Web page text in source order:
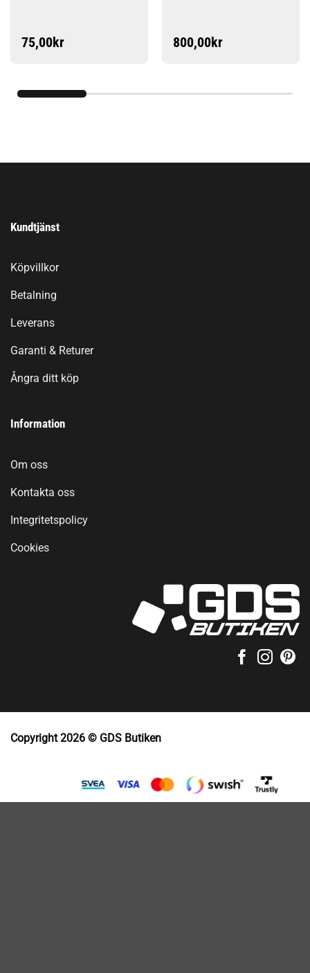
75,00kr 800,00kr
Kundtjänst
Köpvillkor
Betalning
Leverans
Garanti & Returer
Ångra ditt köp
Information
Om oss
Kontakta oss
Integritetspolicy
Cookies
Copyright 2026 © GDS Butiken